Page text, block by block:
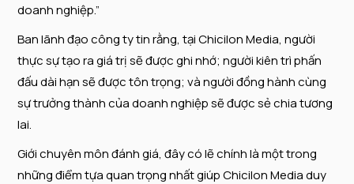
doanh nghiệp.”
Ban lãnh đạo công ty tin rằng, tại Chicilon Media, người
thực sự tạo ra giá trị sẽ được ghi nhớ; người kiên trì phấn
đấu dài hạn sẽ được tôn trọng; và người đồng hành cùng
sự trưởng thành của doanh nghiệp sẽ được sẻ chia tương
lai.
Giới chuyên môn đánh giá, đây có lẽ chính là một trong
những điểm tựa quan trọng nhất giúp Chicilon Media duy